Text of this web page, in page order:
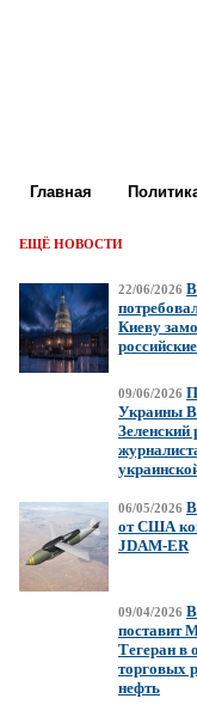
Главная
ЕЩЁ НОВОСТИ
22/06/2026
Киеву
09/06/2026
Украины
Зеленский
06/05/2026
от США
JDAM-ER
09/04/2026
поставит
Тегеран в
торговых
нефть